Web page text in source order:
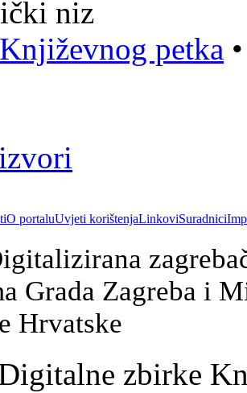
niz
petka
O portaluUvjeti korištenjaLinkoviSuradnici
Grada Zagreba i
Hrvatske
zbirke